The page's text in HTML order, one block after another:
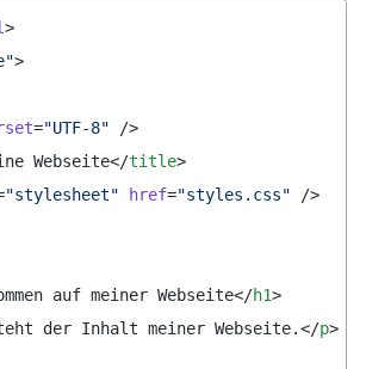
>
>
="UTF-8" />
Webseite</title>
"stylesheet" href="styles.css" />
auf meiner Webseite</h1>
der Inhalt meiner Webseite.</p>